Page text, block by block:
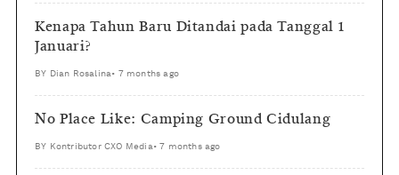
Kenapa Tahun Baru Ditandai pada Tanggal 1
Januari?
BY Dian Rosalina • 7 months ago
No Place Like: Camping Ground Cidulang
BY Kontributor CXO Media •7 months ago